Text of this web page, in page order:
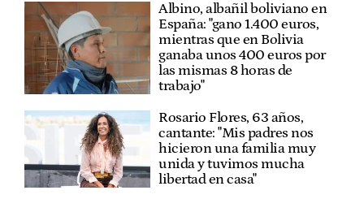
Albino, albañil boliviano en
España: "gano 1.400 euros,
mientras que en Bolivia
ganaba unos 400 euros por
las mismas 8 horas de
trabajo"
Rosario Flores, 63 años,
cantante: "Mis padres nos
hicieron una familia muy
unida y tuvimos mucha
libertad en casa"